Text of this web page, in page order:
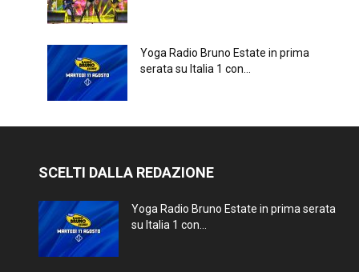
Yoga Radio Bruno Estate in prima
serata su Italia 1 con...
SCELTI DALLA REDAZIONE
Yoga Radio Bruno Estate in prima serata
su Italia 1 con...